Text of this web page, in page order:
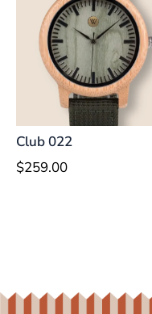
Club 022
$259.00